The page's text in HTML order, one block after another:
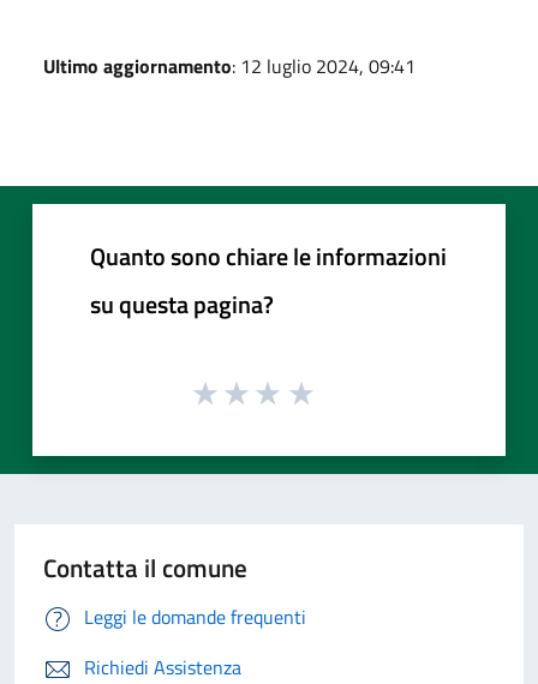
Ultimo aggiornamento: 12 luglio 2024, 09:41
Quanto sono chiare le informazioni
su questa pagina?
Contatta il comune
Leggi le domande frequenti
Richiedi Assistenza